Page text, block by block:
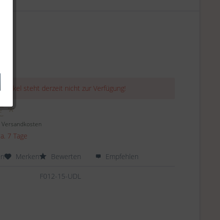
Artikel steht derzeit nicht zur Verfügung!
*
Versandkosten
7 Tage
Merken Bewerten Empfehlen
F012-15-UDL